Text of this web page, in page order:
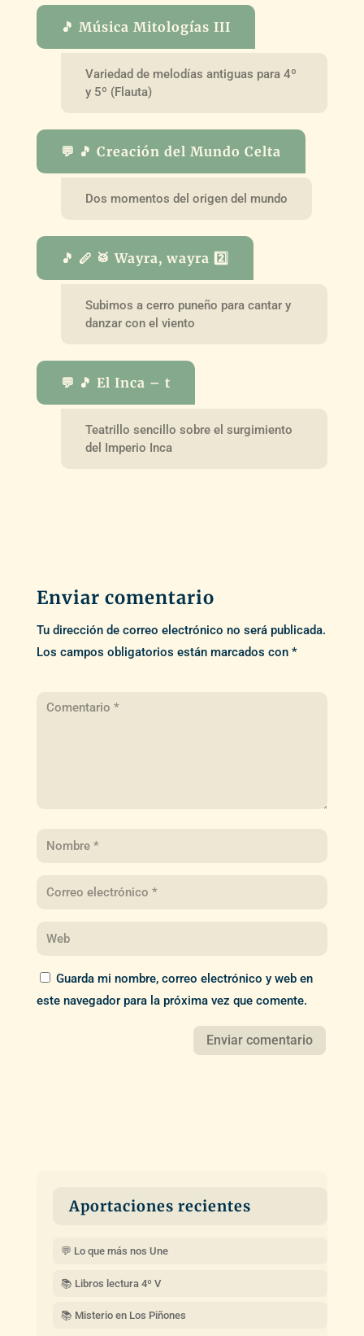
🎵 Música Mitologías III
Variedad de melodías antiguas para 4º
y 5º (Flauta)
💬 🎵 Creación del Mundo Celta
Dos momentos del origen del mundo
🎵 🪈 🥁 Wayra, wayra 2️⃣
Subimos a cerro puneño para cantar y
danzar con el viento
💬 🎵 El Inca – t
Teatrillo sencillo sobre el surgimiento
del Imperio Inca
Enviar comentario
Tu dirección de correo electrónico no será publicada.
Los campos obligatorios están marcados con *
Guarda mi nombre, correo electrónico y web en
este navegador para la próxima vez que comente.
Aportaciones recientes
💬 Lo que más nos Une
📚 Libros lectura 4º V
📚 Misterio en Los Piñones